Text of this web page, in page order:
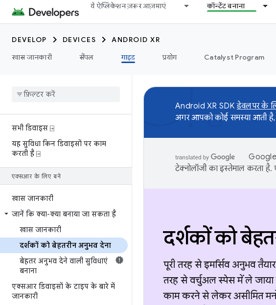
ये ऐप्लिकेशन ज़रूर आज़माएं कॉन्टेंट बनाना
DEVELOP DEVICES
ANDROID XR
खास जानकारी
सैंपल गाइड प्रयोग Catalyst Program
सभी डिवाइस ⍈
यह सुविधा किन डिवाइसों पर काम
करती है ⍈
एक्सआर के लिए बने
खास जानकारी
जानें कि क्या-क्या बनाया जा सकता है
खास जानकारी
दर्शकों को बेहतरीन अनुभव देना
बेहतर अनुभव देने वाली सुविधाएं
बनाना
एक्सआर डिवाइसों के टाइप के बारे में
जानकारी
Android XR SDKडेवलपर के
अगर आपको कोई समस्या आती है,
टेक्नोलॉजी का इस्तेमाल करता
दर्शकों को
पूरी तरह से इमर्सिव अनुभव
तरह से वर्चुअल स्पेस में ले
काम करने से लेकर असीमित